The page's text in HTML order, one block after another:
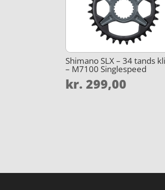
Shimano SLX – 34 tands
– M7100 Singlespeed
kr. 299,00